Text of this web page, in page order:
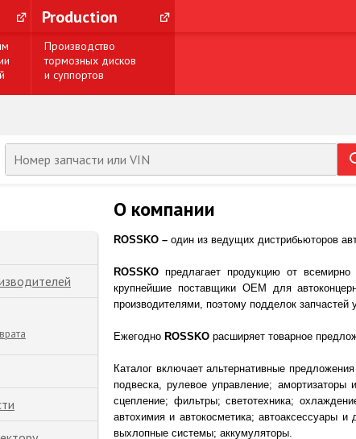
Production
Производство
тормозных дисков
и суппортов
О компании
ROSSKO – один из ведущих дистрибьюторов
ROSSKO предлагает продукцию от всемирно
крупнейшие поставщики OEM для
производителями, поэтому подделок запчастей
Ежегодно ROSSKO расширяет товарное
Каталог включает альтернативные
подвеска, рулевое управление; амортизаторы
сцепление; фильтры; светотехника;
автохимия и автокосметика; автоаксессуары и
выхлопные системы; аккумуляторы.